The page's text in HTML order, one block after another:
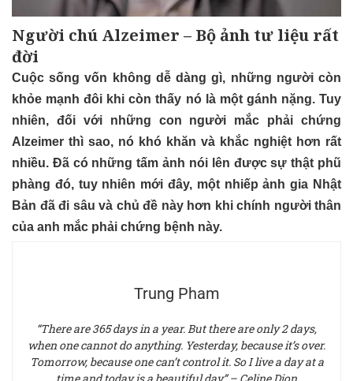
Người chú Alzeimer – Bộ ảnh tư liệu rất
đời
Cuộc sống vốn không dễ dàng gì, những người còn
khỏe mạnh đôi khi còn thấy nó là một gánh nặng. Tuy
nhiên, đối với những con người mắc phải chứng
Alzeimer thì sao, nó khó khăn và khắc nghiệt hơn rất
nhiều. Đã có những tấm ảnh nói lên được sự thật phũ
phàng đó, tuy nhiên mới đây, một nhiếp ảnh gia Nhật
Bản đã đi sâu và chủ đề này hơn khi chính người thân
của anh mắc phải chứng bệnh này.
Trung Pham
“There are 365 days in a year. But there are only 2 days,
when one cannot do anything. Yesterday, because it’s over.
Tomorrow, because one can’t control it. So I live a day at a